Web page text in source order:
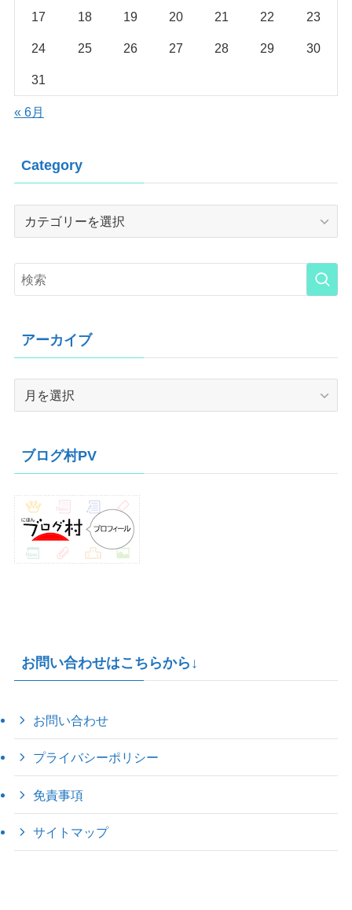
17 18 19 20 21 22 23
24 25 26 27 28 29 30
31
« 6月
Category
Category
アーカイブ
ブ
ブログ村PV
お問い合わせはこちらから↓
お問い合わせ
プライバシーポリシー
免責事項
サイトマップ